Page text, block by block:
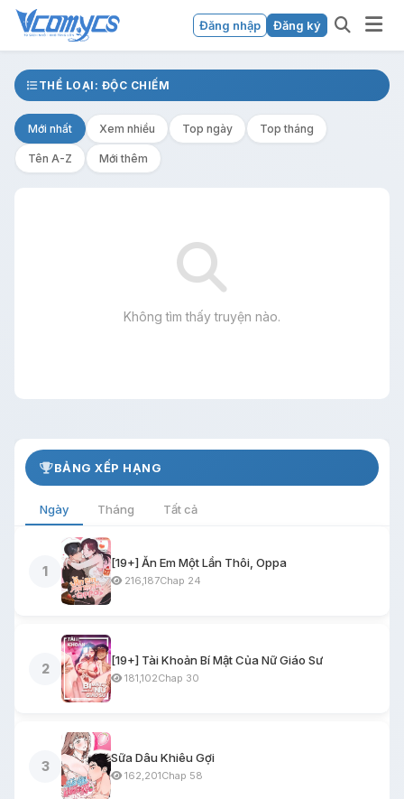
Đăng nhập Đăng ký
THỂ LOẠI: ĐỘC CHIẾM
Mới nhất Xem nhiều Top ngày Top tháng
Tên A-Z Mới thêm
Không tìm thấy truyện nào.
BẢNG XẾP HẠNG
Ngày Tháng Tất cả
1
[19+] Ăn Em Một Lần Thôi, Oppa
216,187Chap 24
2
[19+] Tài Khoản Bí Mật Của Nữ Giáo Sư
181,102Chap 30
3
Sữa Dâu Khiêu Gợi
162,201Chap 58